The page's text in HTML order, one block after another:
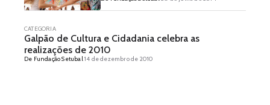
CATEGORIA
Galpão de Cultura e Cidadania celebra as
realizações de 2010
De Fundação Setubal14 de dezembro de 2010